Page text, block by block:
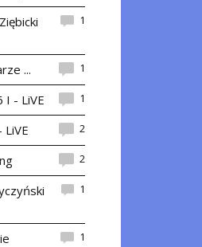
1
... 1
I - LiVE 1
LiVE 2
2
1
1